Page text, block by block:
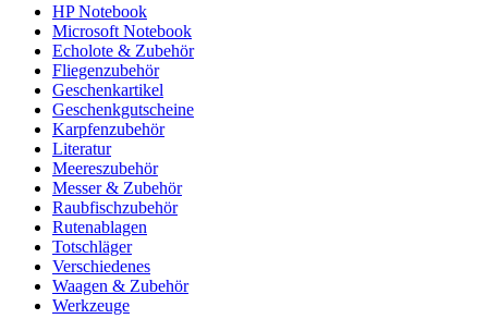
HP Notebook
Microsoft Notebook
Echolote & Zubehör
Fliegenzubehör
Geschenkartikel
Geschenkgutscheine
Karpfenzubehör
Literatur
Meereszubehör
Messer & Zubehör
Raubfischzubehör
Rutenablagen
Totschläger
Verschiedenes
Waagen & Zubehör
Werkzeuge